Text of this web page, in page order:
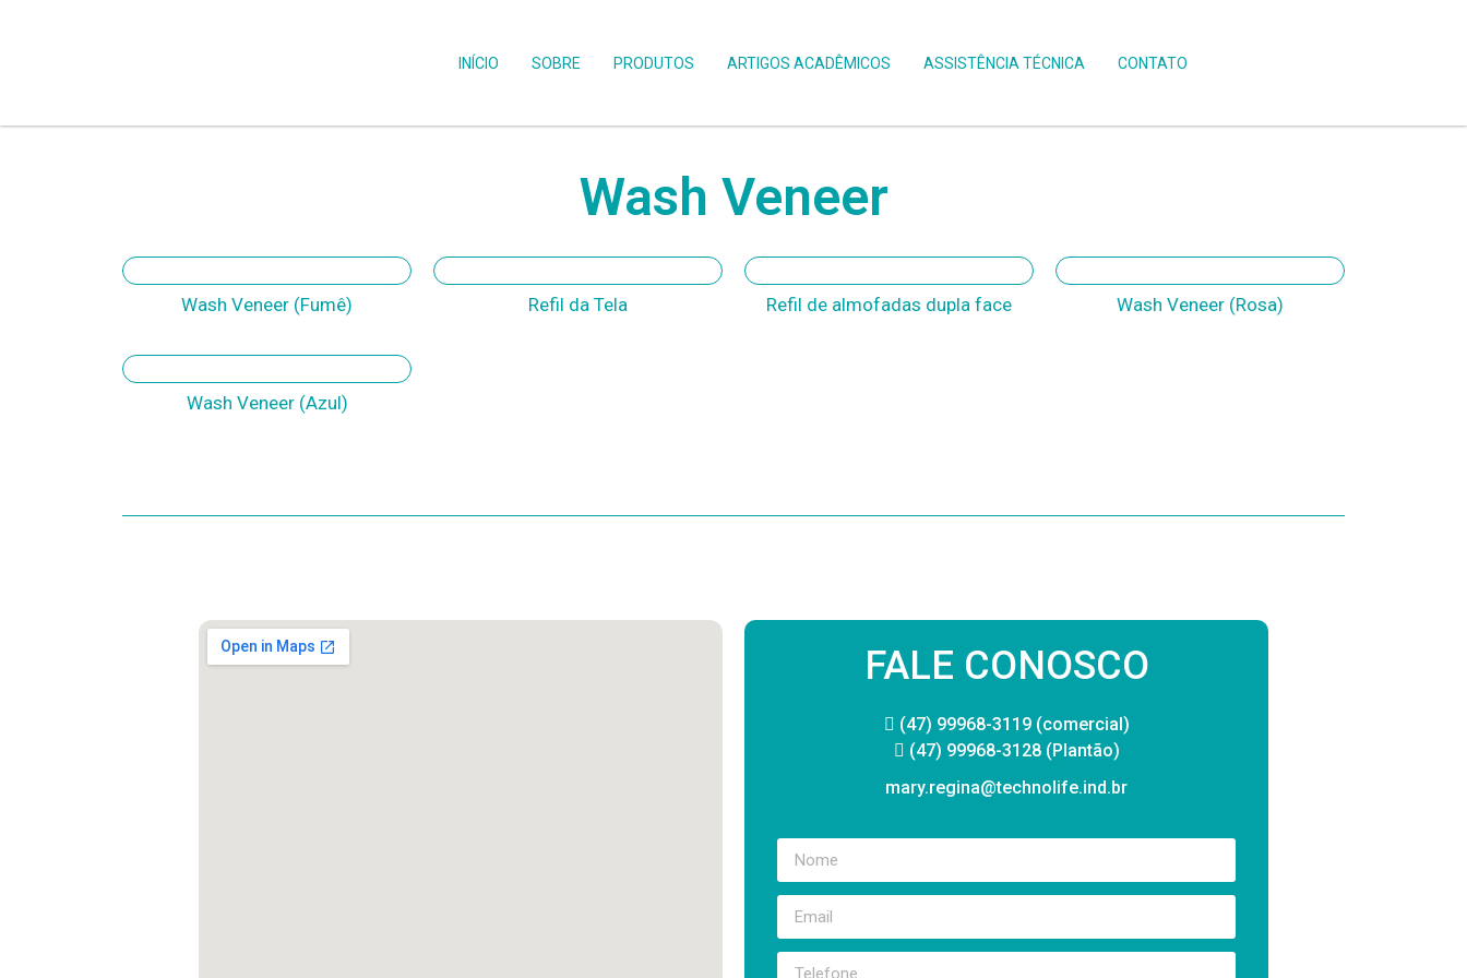
INÍCIO SOBRE PRODUTOS ARTIGOS ACADÊMICOS ASSISTÊNCIA TÉCNICA CONTATO
Wash Veneer
Wash Veneer (Fumê) Refil da Tela Refil de almofadas dupla face Wash Veneer (Rosa)
Wash Veneer (Azul)
FALE CONOSCO
(47) 99968-3119 (comercial)
(47) 99968-3128 (Plantão)
mary.regina@technolife.ind.br